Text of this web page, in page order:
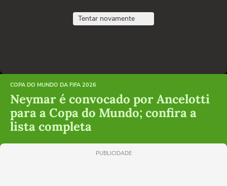
Tentar novamente
COPA DO MUNDO DA FIFA 2026
Neymar é convocado por Ancelotti
para a Copa do Mundo; confira a
lista completa
PUBLICIDADE